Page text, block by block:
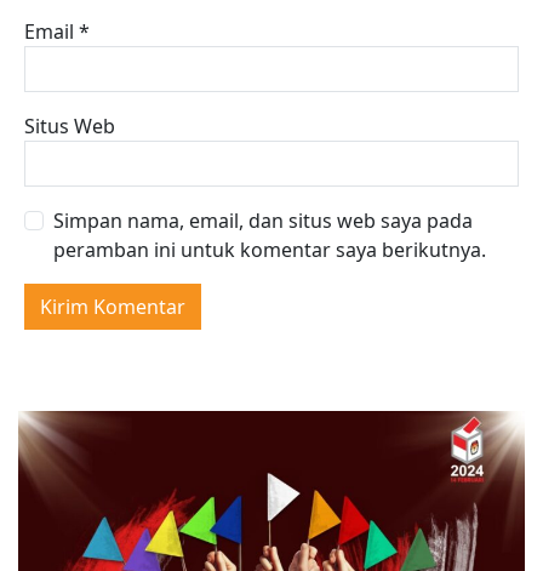
Email *
Situs Web
Simpan nama, email, dan situs web saya pada
peramban ini untuk komentar saya berikutnya.